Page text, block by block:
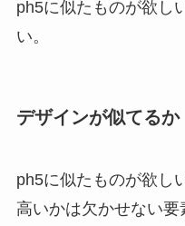
ph5に似たものが欲し
い。
デザインが似てるか
ph5に似たものが欲し
高いかは欠かせない要